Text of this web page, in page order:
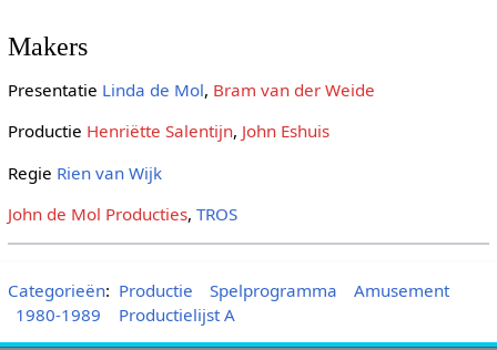
Makers
Presentatie Linda de Mol, Bram van der Weide
Productie Henriëtte Salentijn, John Eshuis
Regie Rien van Wijk
John de Mol Producties, TROS
Categorieën: Productie Spelprogramma
Amusement
1980-1989
Productielijst A